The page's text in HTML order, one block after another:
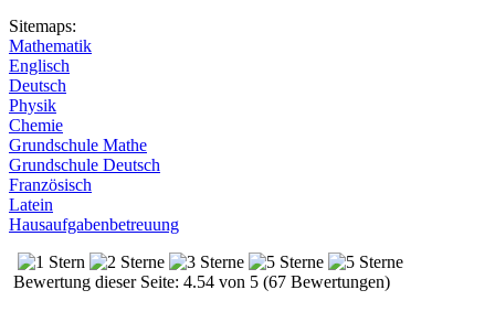
Sitemaps:
Mathematik
Englisch
Deutsch
Physik
Chemie
Grundschule Mathe
Grundschule Deutsch
Französisch
Latein
Hausaufgabenbetreuung
Bewertung dieser Seite: 4.54 von 5 (67 Bewertungen)